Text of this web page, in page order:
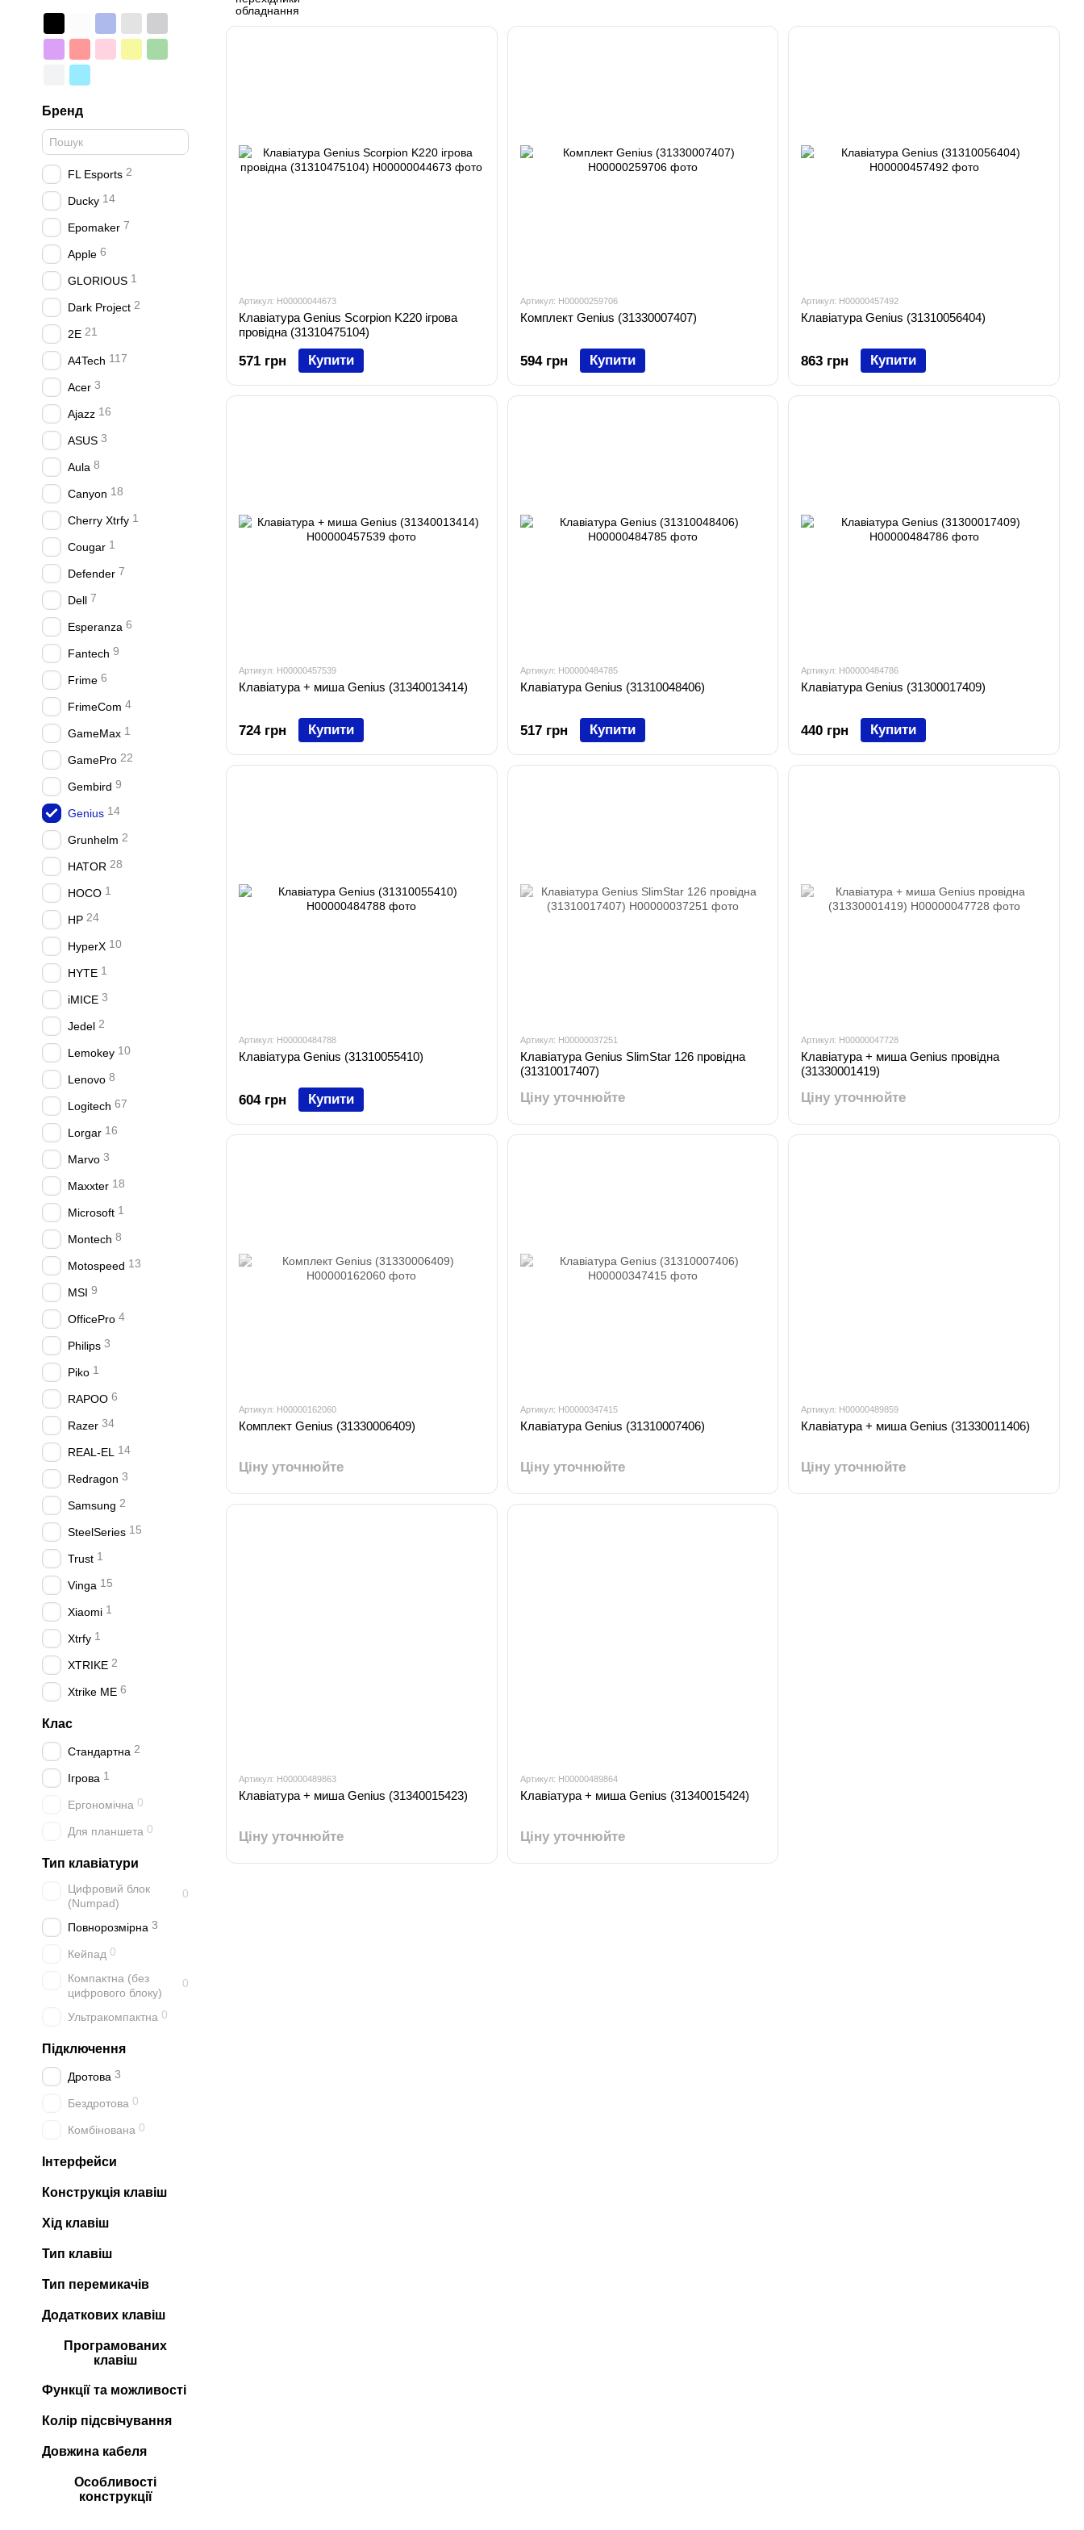
Артикул: H00000044673
Клавіатура Genius Scorpion K220 ігрова
провідна (31310475104)
571 грн Купити
Артикул: H00000259706
Комплект Genius (31330007407)
594 грн Купити
Артикул: H00000457492
Клавіатура Genius (31310056404)
863 грн Купити
Артикул: H00000457539
Клавіатура + миша Genius (31340013414)
724 грн Купити
Артикул: H00000484785
Клавіатура Genius (31310048406)
517 грн Купити
Артикул: H00000484786
Клавіатура Genius (31300017409)
440 грн Купити
Артикул: H00000484788
Клавіатура Genius (31310055410)
604 грн Купити
Артикул: H00000037251
Клавіатура Genius SlimStar 126 провідна
(31310017407)
Ціну уточнюйте
Артикул: H00000047728
Клавіатура + миша Genius провідна
(31330001419)
Ціну уточнюйте
Артикул: H00000162060
Комплект Genius (31330006409)
Ціну уточнюйте
Артикул: H00000347415
Клавіатура Genius (31310007406)
Ціну уточнюйте
Артикул: H00000489859
Клавіатура + миша Genius (31330011406)
Ціну уточнюйте
Артикул: H00000489863
Клавіатура + миша Genius (31340015423)
Ціну уточнюйте
Артикул: H00000489864
Клавіатура + миша Genius (31340015424)
Ціну уточнюйте
Бренд
FL Esports 2
Ducky 14
Epomaker 7
Apple 6
GLORIOUS 1
Dark Project 2
2E 21
A4Tech 117
Acer 3
Ajazz 16
ASUS 3
Aula 8
Canyon 18
Cherry Xtrfy 1
Cougar 1
Defender 7
Dell 7
Esperanza 6
Fantech 9
Frime 6
FrimeCom 4
GameMax 1
GamePro 22
Gembird 9
Genius 14
Grunhelm 2
HATOR 28
HOCO 1
HP 24
HyperX 10
HYTE 1
iMICE 3
Jedel 2
Lemokey 10
Lenovo 8
Logitech 67
Lorgar 16
Marvo 3
Maxxter 18
Microsoft 1
Montech 8
Motospeed 13
MSI 9
OfficePro 4
Philips 3
Piko 1
RAPOO 6
Razer 34
REAL-EL 14
Redragon 3
Samsung 2
SteelSeries 15
Trust 1
Vinga 15
Xiaomi 1
Xtrfy 1
XTRIKE 2
Xtrike ME 6
Клас
Стандартна 2
Ігрова 1
Ергономічна 0
Для планшета 0
Тип клавіатури
Цифровий блок
(Numpad)
0
Повнорозмірна 3
Кейпад 0
Компактна (без
цифрового блоку)
0
Ультракомпактна 0
Підключення
Дротова 3
Бездротова 0
Комбінована 0
Інтерфейси
Конструкція клавіш
Хід клавіш
Тип клавіш
Тип перемикачів
Додаткових клавіш
Програмованих
клавіш
Функції та можливості
Колір підсвічування
Довжина кабеля
Особливості
конструкції